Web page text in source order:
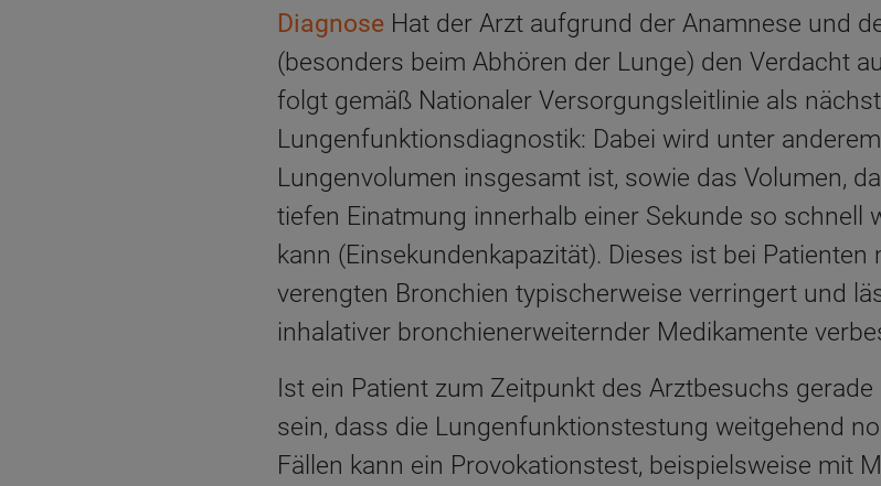
Diagnose Hat der Arzt aufgrund der Anamnese und
(besonders beim Abhören der Lunge) den Verdacht
folgt gemäß Nationaler Versorgungsleitlinie als
Lungenfunktionsdiagnostik: Dabei wird unter
Lungenvolumen insgesamt ist, sowie das Volumen,
tiefen Einatmung innerhalb einer Sekunde so schnell
kann (Einsekundenkapazität). Dieses ist bei
verengten Bronchien typischerweise verringert und
inhalativer bronchienerweiternder Medikamente
Ist ein Patient zum Zeitpunkt des Arztbesuchs
sein, dass die Lungenfunktionstestung weitgehend
Fällen kann ein Provokationstest, beispielsweise mit